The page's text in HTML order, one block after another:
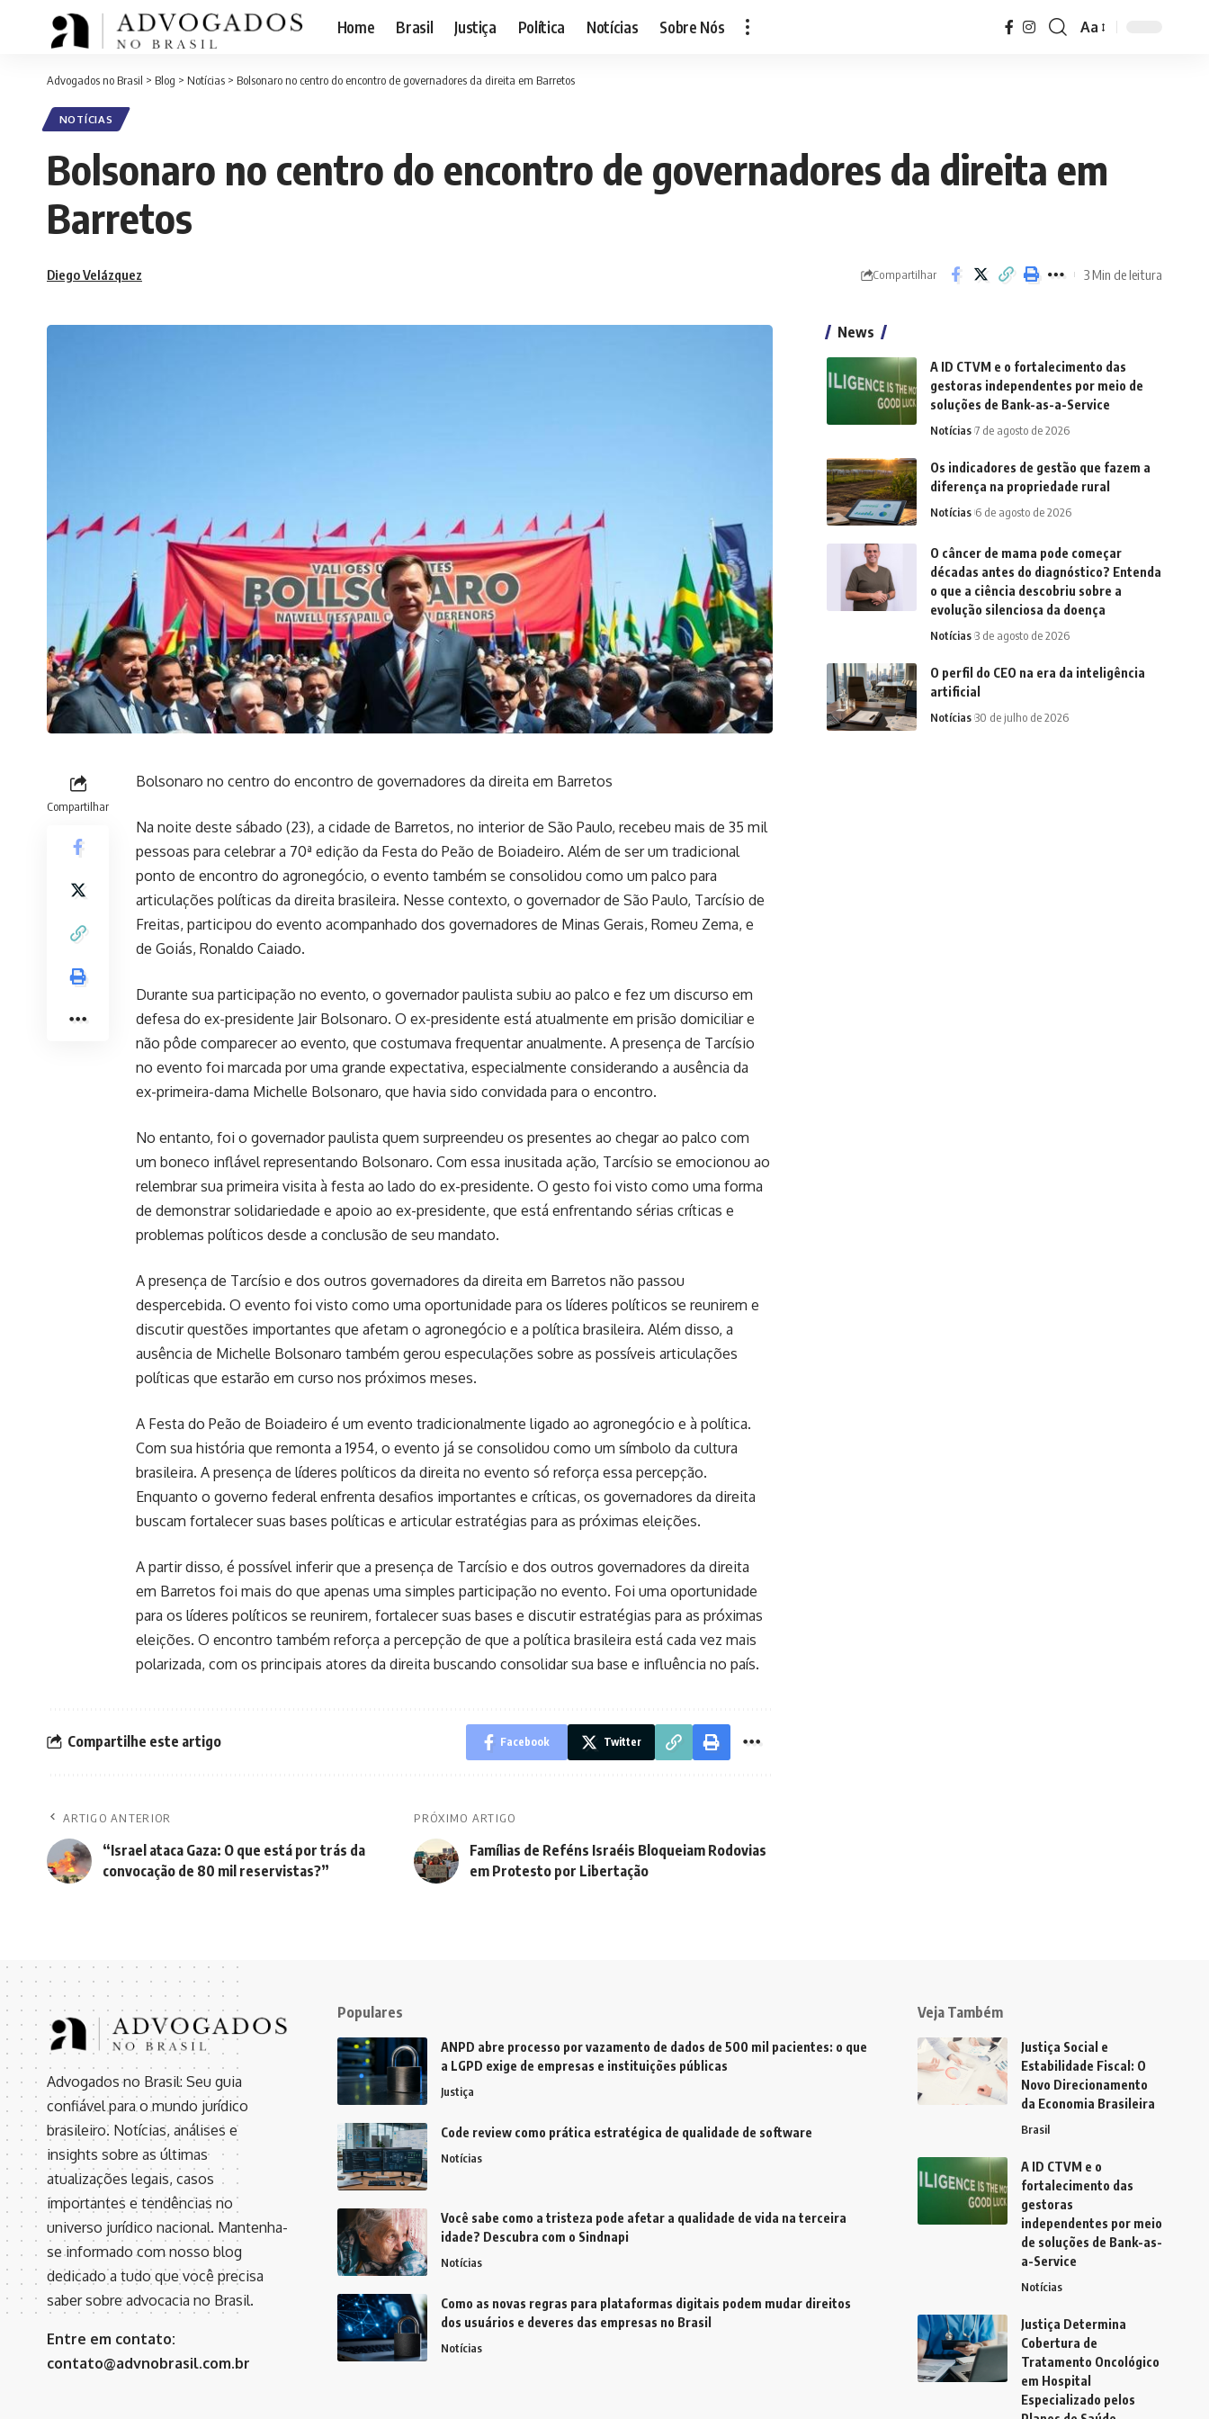
Home Brasil Justiça Política Notícias Sobre Nós
Font
Aa
Advogados no Brasil > Blog > Notícias > Bolsonaro no centro do encontro de governadores da direita em Barretos
NOTÍCIAS
Bolsonaro no centro do encontro de governadores da direita em
Barretos
Diego Velázquez Compartilhar 3 Min de leitura
Compartilhar
Bolsonaro no centro do encontro de governadores da direita em Barretos
Na noite deste sábado (23), a cidade de Barretos, no interior de São Paulo, recebeu mais de 35 mil
pessoas para celebrar a 70ª edição da Festa do Peão de Boiadeiro. Além de ser um tradicional
ponto de encontro do agronegócio, o evento também se consolidou como um palco para
articulações políticas da direita brasileira. Nesse contexto, o governador de São Paulo, Tarcísio de
Freitas, participou do evento acompanhado dos governadores de Minas Gerais, Romeu Zema, e
de Goiás, Ronaldo Caiado.
Durante sua participação no evento, o governador paulista subiu ao palco e fez um discurso em
defesa do ex-presidente Jair Bolsonaro. O ex-presidente está atualmente em prisão domiciliar e
não pôde comparecer ao evento, que costumava frequentar anualmente. A presença de Tarcísio
no evento foi marcada por uma grande expectativa, especialmente considerando a ausência da
ex-primeira-dama Michelle Bolsonaro, que havia sido convidada para o encontro.
No entanto, foi o governador paulista quem surpreendeu os presentes ao chegar ao palco com
um boneco inflável representando Bolsonaro. Com essa inusitada ação, Tarcísio se emocionou ao
relembrar sua primeira visita à festa ao lado do ex-presidente. O gesto foi visto como uma forma
de demonstrar solidariedade e apoio ao ex-presidente, que está enfrentando sérias críticas e
problemas políticos desde a conclusão de seu mandato.
A presença de Tarcísio e dos outros governadores da direita em Barretos não passou
despercebida. O evento foi visto como uma oportunidade para os líderes políticos se reunirem e
discutir questões importantes que afetam o agronegócio e a política brasileira. Além disso, a
ausência de Michelle Bolsonaro também gerou especulações sobre as possíveis articulações
políticas que estarão em curso nos próximos meses.
A Festa do Peão de Boiadeiro é um evento tradicionalmente ligado ao agronegócio e à política.
Com sua história que remonta a 1954, o evento já se consolidou como um símbolo da cultura
brasileira. A presença de líderes políticos da direita no evento só reforça essa percepção.
Enquanto o governo federal enfrenta desafios importantes e críticas, os governadores da direita
buscam fortalecer suas bases políticas e articular estratégias para as próximas eleições.
A partir disso, é possível inferir que a presença de Tarcísio e dos outros governadores da direita
em Barretos foi mais do que apenas uma simples participação no evento. Foi uma oportunidade
para os líderes políticos se reunirem, fortalecer suas bases e discutir estratégias para as próximas
eleições. O encontro também reforça a percepção de que a política brasileira está cada vez mais
polarizada, com os principais atores da direita buscando consolidar sua base e influência no país.
Compartilhe este artigo Facebook Twitter
ARTIGO ANTERIOR
“Israel ataca Gaza: O que está por trás da
convocação de 80 mil reservistas?”
PRÓXIMO ARTIGO
Famílias de Reféns Israéis Bloqueiam Rodovias
em Protesto por Libertação
News
A ID CTVM e o fortalecimento das
gestoras independentes por meio de
soluções de Bank-as-a-Service
Notícias 7 de agosto de 2026
Os indicadores de gestão que fazem a
diferença na propriedade rural
Notícias 6 de agosto de 2026
O câncer de mama pode começar
décadas antes do diagnóstico? Entenda
o que a ciência descobriu sobre a
evolução silenciosa da doença
Notícias 3 de agosto de 2026
O perfil do CEO na era da inteligência
artificial
Notícias 30 de julho de 2026
Advogados no Brasil: Seu guia
confiável para o mundo jurídico
brasileiro. Notícias, análises e
insights sobre as últimas
atualizações legais, casos
importantes e tendências no
universo jurídico nacional. Mantenha-
se informado com nosso blog
dedicado a tudo que você precisa
saber sobre advocacia no Brasil.
Entre em contato:
contato@advnobrasil.com.br
Populares
ANPD abre processo por vazamento de dados de 500 mil pacientes: o que
a LGPD exige de empresas e instituições públicas
Justiça
Code review como prática estratégica de qualidade de software
Notícias
Você sabe como a tristeza pode afetar a qualidade de vida na terceira
idade? Descubra com o Sindnapi
Notícias
Como as novas regras para plataformas digitais podem mudar direitos
dos usuários e deveres das empresas no Brasil
Notícias
Veja Também
Justiça Social e
Estabilidade Fiscal: O
Novo Direcionamento
da Economia Brasileira
Brasil
A ID CTVM e o
fortalecimento das
gestoras
independentes por meio
de soluções de Bank-as-
a-Service
Notícias
Justiça Determina
Cobertura de
Tratamento Oncológico
em Hospital
Especializado pelos